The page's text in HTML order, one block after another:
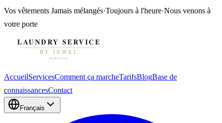
Vos vêtements Jamais mélangés·Toujours à l'heure·Nous venons à
votre porte
AccueilServicesComment ça marcheTarifsBlogBase de
connaissancesContact
Français